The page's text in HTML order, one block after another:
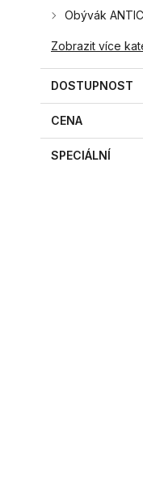
Obývák
Zobrazit více
DOSTUPNOST
CENA
SPECIÁLNÍ